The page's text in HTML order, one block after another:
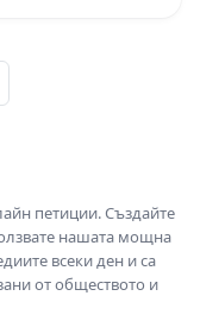
петиции. Създайте
нашата мощна
всеки ден и са
от обществото и